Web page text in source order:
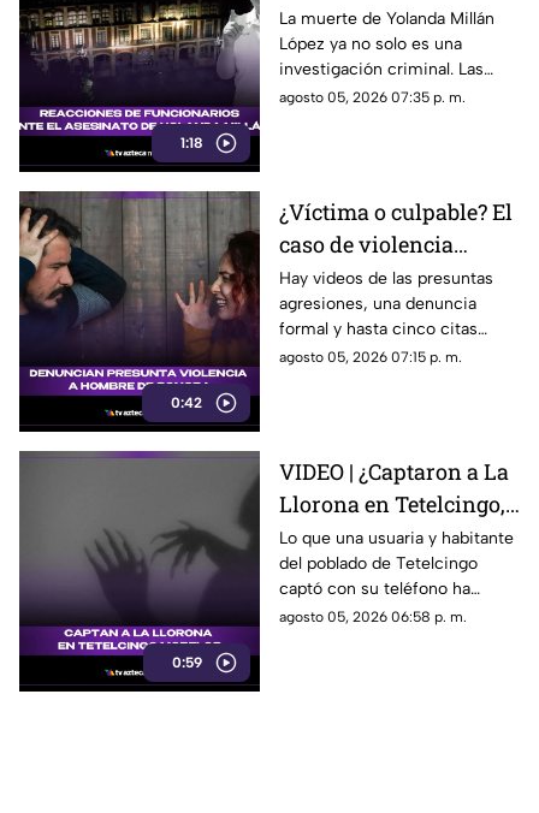
1:18
Morelenses ante el
asesinato de Yolanda
Millán, ayudante
municipal de
La muerte de Yolanda Millán
López ya no solo es una
investigación criminal. Las
reacciones continúan
fuertes. ¿Qué dijeron las
autoridades y qué sigue en el
caso?
agosto 05, 2026 07:35 p. m.
0:42
¿Víctima o culpable? El
caso de violencia
contra los hombres en
Sonora que está
generando
conversación en redes
Hay videos de las presuntas
agresiones, una denuncia
formal y hasta cinco citas
psicológicas canceladas; aun
agosto 05, 2026 07:15 p. m.
0:59
VIDEO | ¿Captaron a La
Llorona en Tetelcingo,
Morelos? Misteriosa
figura y lamentos en
Tetelcingo, Morelos,
estremecen las redes
Lo que una usuaria y habitante
del poblado de Tetelcingo
captó con su teléfono ha
dejado a muchos morelenses
agosto 05, 2026 06:58 p. m.